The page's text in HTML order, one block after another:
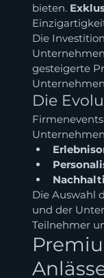
bieten.
Die
gesteigerte
Die
Die Auswahl
und der
Teilnehmer